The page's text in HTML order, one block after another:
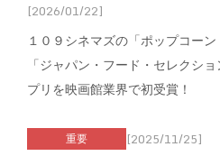
[2026/01/22]
１０９シネマズの「ポップコー
「ジャパン・フード・セレクシ
プリを映画館業界で初受賞！
重要 [2025/11/25]